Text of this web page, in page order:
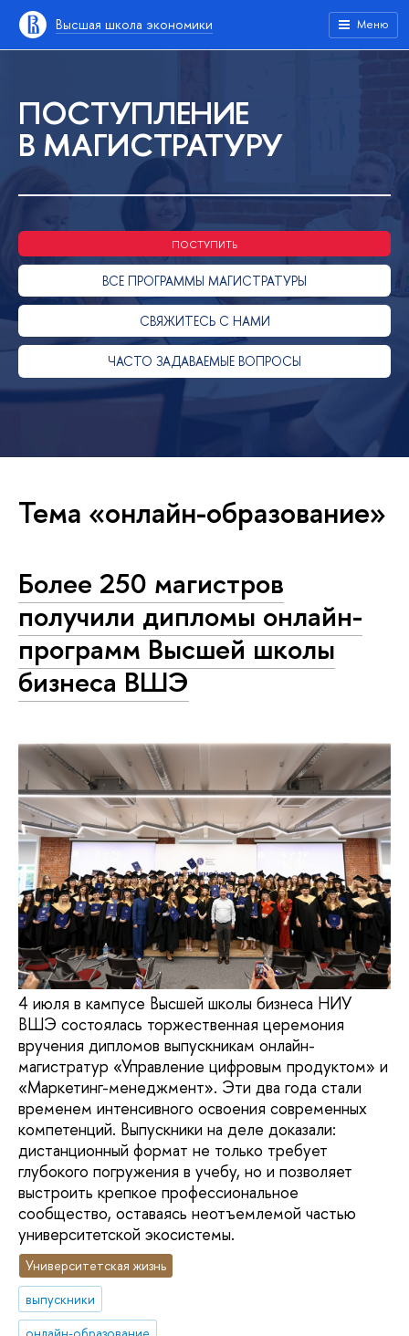
Высшая школа экономики Меню
ПОСТУПЛЕНИЕ
В МАГИСТРАТУРУ
ПОСТУПИТЬ
ВСЕ ПРОГРАММЫ МАГИСТРАТУРЫ
СВЯЖИТЕСЬ С НАМИ
ЧАСТО ЗАДАВАЕМЫЕ ВОПРОСЫ
Тема «онлайн-образование»
Более 250 магистров
получили дипломы онлайн-
программ Высшей школы
бизнеса ВШЭ
4 июля в кампусе Высшей школы бизнеса НИУ
ВШЭ состоялась торжественная церемония
вручения дипломов выпускникам онлайн-
магистратур «Управление цифровым продуктом» и
«Маркетинг-менеджмент». Эти два года стали
временем интенсивного освоения современных
компетенций. Выпускники на деле доказали:
дистанционный формат не только требует
глубокого погружения в учебу, но и позволяет
выстроить крепкое профессиональное
сообщество, оставаясь неотъемлемой частью
университетской экосистемы.
Университетская жизнь
выпускники
онлайн-образование